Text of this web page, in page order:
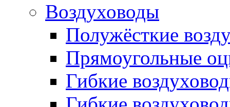
Воздуховоды
Полужёсткие
Прямоугольные
Гибкие